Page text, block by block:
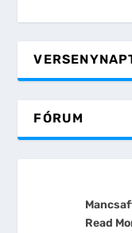
FÓRUM
Read